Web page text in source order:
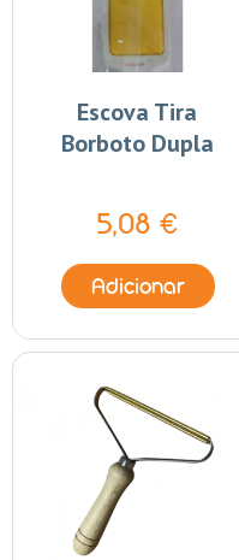
Escova Tira
Borboto Dupla
5,08 €
Adicionar